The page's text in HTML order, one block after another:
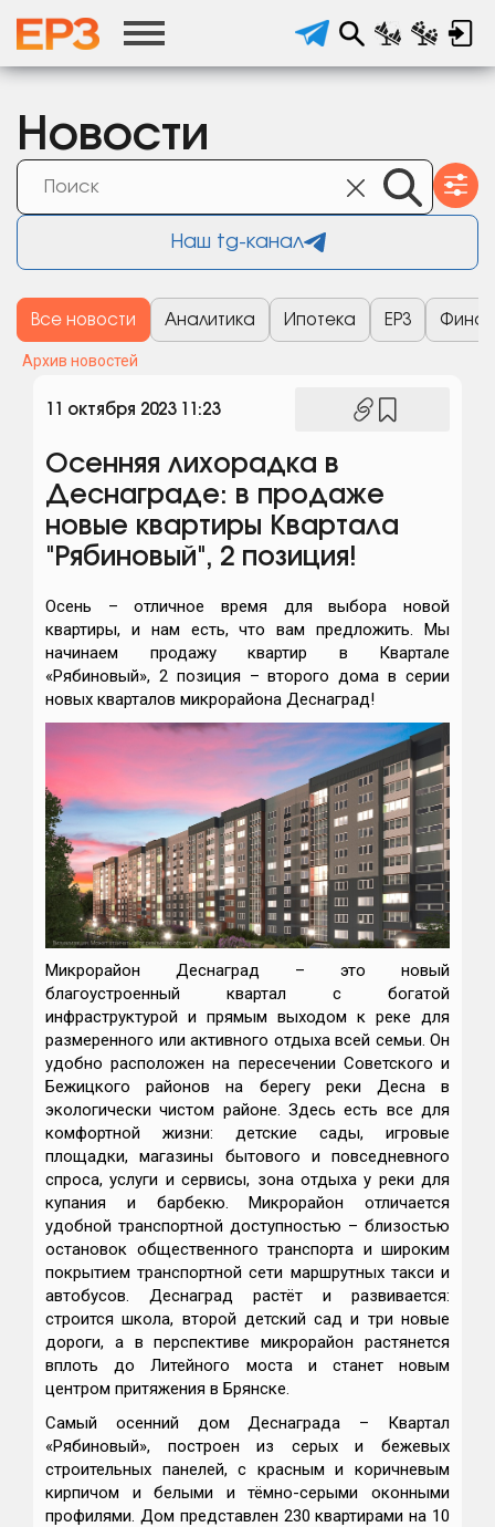
Новости
Наш tg-канал
Все новости Аналитика Ипотека ЕРЗ
Архив новостей
11 октября 2023 11:23
Осенняя лихорадка в
Деснаграде: в продаже
новые квартиры Квартала
"Рябиновый", 2 позиция!
Осень – отличное время для выбора новой
квартиры, и нам есть, что вам предложить. Мы
начинаем продажу квартир в Квартале
«Рябиновый», 2 позиция – второго дома в серии
новых кварталов микрорайона Деснаград!
Микрорайон Деснаград – это новый
благоустроенный квартал с богатой
инфраструктурой и прямым выходом к реке для
размеренного или активного отдыха всей семьи. Он
удобно расположен на пересечении Советского и
Бежицкого районов на берегу реки Десна в
экологически чистом районе. Здесь есть все для
комфортной жизни: детские сады, игровые
площадки, магазины бытового и повседневного
спроса, услуги и сервисы, зона отдыха у реки для
купания и барбекю. Микрорайон отличается
удобной транспортной доступностью – близостью
остановок общественного транспорта и широким
покрытием транспортной сети маршрутных такси и
автобусов. Деснаград растёт и развивается:
строится школа, второй детский сад и три новые
дороги, а в перспективе микрорайон растянется
вплоть до Литейного моста и станет новым
центром притяжения в Брянске.
Самый осенний дом Деснаграда – Квартал
«Рябиновый», построен из серых и бежевых
строительных панелей, с красным и коричневым
кирпичом и белыми и тёмно-серыми оконными
профилями. Дом представлен 230 квартирами на 10